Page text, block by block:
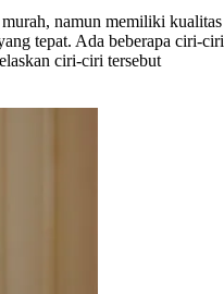
namun memiliki kualitas
tepat. Ada beberapa ciri-ciri
ciri-ciri tersebut